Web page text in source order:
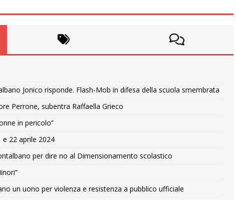
Jonico risponde. Flash-Mob in difesa della scuola smembrata
Perrone, subentra Raffaella Grieco
in pericolo”
e 22 aprile 2024
per dire no al Dimensionamento scolastico
un uono per violenza e resistenza a pubblico ufficiale